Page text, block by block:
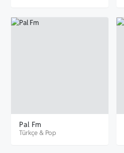
Pal Fm
Türkçe& Pop